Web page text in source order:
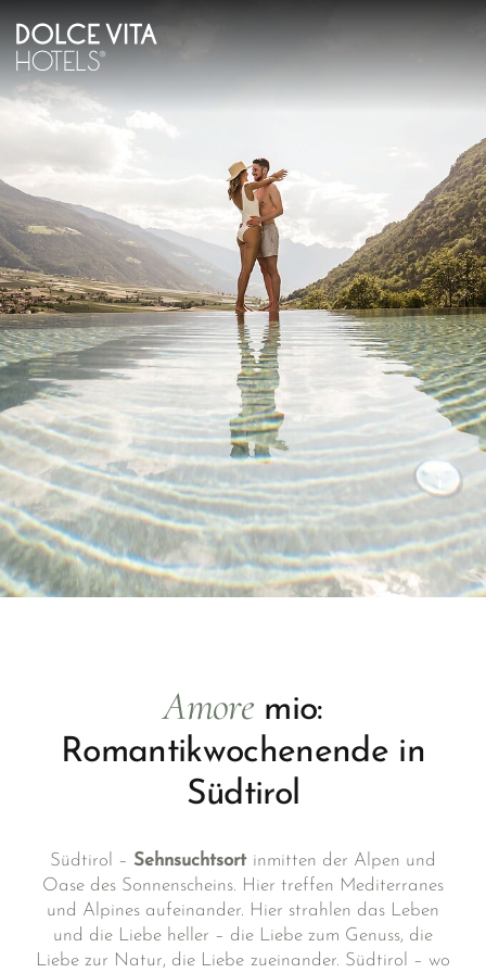
Amoremio:
Romantikwochenende in
Südtirol
Südtirol – Sehnsuchtsort inmitten der Alpen und
Oase des Sonnenscheins. Hier treffen Mediterranes
und Alpines aufeinander. Hier strahlen das Leben
und die Liebe heller – die Liebe zum Genuss, die
Liebe zur Natur, die Liebe zueinander. Südtirol – wo